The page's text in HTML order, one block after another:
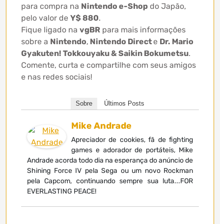
para compra na Nintendo e-Shop do Japão,
pelo valor de Y$ 880.
Fique ligado na vgBR para mais informações
sobre a Nintendo, Nintendo Directe Dr. Mario
Gyakuten! Tokkouyaku & Saikin Bokumetsu.
Comente, curta e compartilhe com seus amigos
e nas redes sociais!
Sobre Últimos Posts
Mike Andrade
Apreciador de cookies, fã de fighting
games e adorador de portáteis, Mike
Andrade acorda todo dia na esperança do anúncio de
Shining Force IV pela Sega ou um novo Rockman
pela Capcom, continuando sempre sua luta...FOR
EVERLASTING PEACE!